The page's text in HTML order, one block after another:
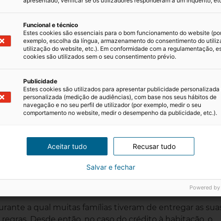
se pode conseguir fechar um bom negócio.
através de propostas por carta fechada.
dos imóveis que tem em carteira, é natural que
além disso, os bancos tendem a dar preferência à
acumulado. Por isso, é provável que os preços sejam
de imóveis em carteira e mais dinheiro a entrar.
provável é que os imóveis sejam postos à venda ao
comprar casas do
do que o crédito à habitação tradicional.
conseguir um financiamento de 100%, ou seja,
a qual muitas famílias tiveram de entregar as
Funcional e técnico
Estes cookies são essenciais para o bom funcionamento do website
exemplo, escolha da língua, armazenamento do consentimento do
utilização do website, etc.). Em conformidade com a regulamentação,
cookies são utilizados sem o seu consentimento prévio.
Publicidade
Estes cookies são utilizados para apresentar publicidade personalizada
personalizada (medição de audiências), com base nos seus hábitos de
navegação e no seu perfil de utilizador (por exemplo, medir o seu
comportamento no website, medir o desempenho da publicidade, etc.).
Aceitar tudo Recusar tudo
Salvar e fechar
Powered by